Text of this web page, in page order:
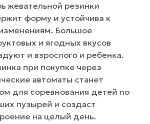
жевательной резинки
форму и устойчива к
Большое
и ягодных вкусов
и взрослого и ребенка.
при покупке через
автоматы станет
для соревнования детей по
пузырей и создаст
на целый день.